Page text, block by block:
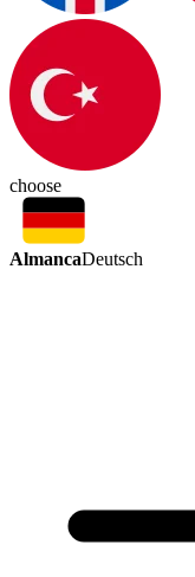
choose
AlmancaDeutsch